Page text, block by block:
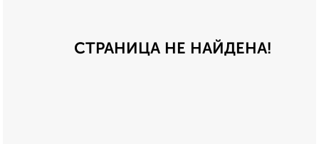
СТРАНИЦА НЕ НАЙДЕНА!